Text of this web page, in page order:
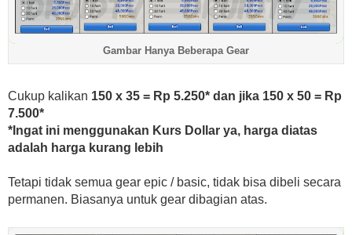
Gambar Hanya Beberapa Gear
Cukup kalikan 150 x 35 = Rp 5.250* dan jika 150 x 50 = Rp
7.500*
*Ingat ini menggunakan Kurs Dollar ya, harga diatas
adalah harga kurang lebih
Tetapi tidak semua gear epic / basic, tidak bisa dibeli secara
permanen. Biasanya untuk gear dibagian atas.